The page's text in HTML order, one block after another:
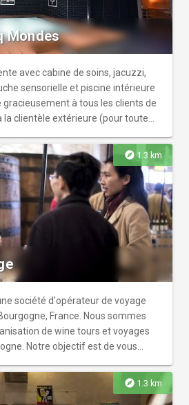
avec gonflement le verre de
nécessite environ 4h00 au
adultes (2 enfants
• 1 personne : 290 € • 2
de moins de 12 ans : 190€ •
sur demande. • Billet-cadeau
Mondes
avec cabine de soins, jacuzzi,
sensorielle et piscine intérieure
à tous les clients de
la clientèle extérieure (pour toute
explore 1.3 km
société d'opérateur de voyage
France. Nous sommes
de wine tours et voyages
Notre objectif est de vous
ainsi qu'un service professionnel
création de wine tours privés et sur-
explore 1.3 km